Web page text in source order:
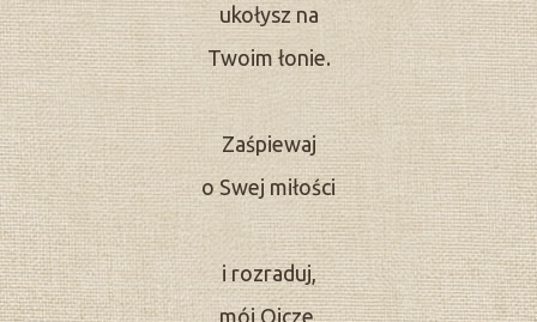
ukołysz na
Twoim łonie.
Zaśpiewaj
o Swej miłości
i rozraduj,
mój Ojcze,